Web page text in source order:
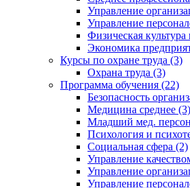
Управление
Управление
Физическая культура
Экономика
Курсы по охране труда (3)
Охрана труда (3)
Программа обучения (22)
Безопасность
Медицина среднее (3)
Младший мед.
Психология и
Социальная сфера (2)
Управление
Управление
Управление